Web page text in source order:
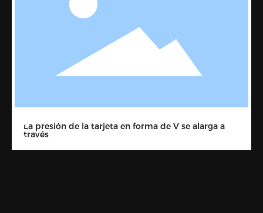
La presión de la tarjeta en forma de V se alarga a
través